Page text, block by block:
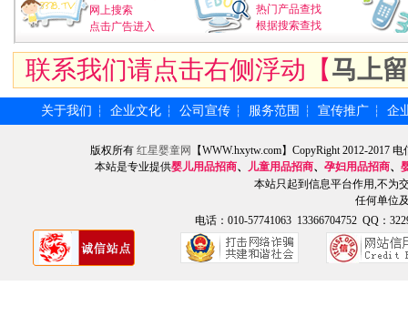
网上搜索
点击广告进入
热门产品查找
根据搜索查找
联系我们请点击右侧浮动【马上
关于我们 ┆ 企业文化 ┆ 公司宣传 ┆ 服务范围 ┆ 宣传推广 ┆ 企
版权所有 红星婴童网
【WWW.hxytw.com】CopyRight 2012-2017
本站是专业提供婴儿用品招商、 儿童用品招商、 孕妇用品招商、
本站只起到信息平台作用,不为
任何单位
电话：010-57741063 13366704752 QQ：